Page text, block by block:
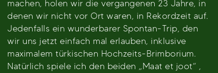
machen, holen wir die vergangenen 23 Jahre, in
denen wir nicht vor Ort waren, in Rekordzeit auf.
Jedenfalls ein wunderbarer Spontan-Trip, den
wir uns jetzt einfach mal erlauben, inklusive
maximalem türkischen Hochzeits-Brimborium.
Natürlich spiele ich den beiden „Maat et joot“ ,